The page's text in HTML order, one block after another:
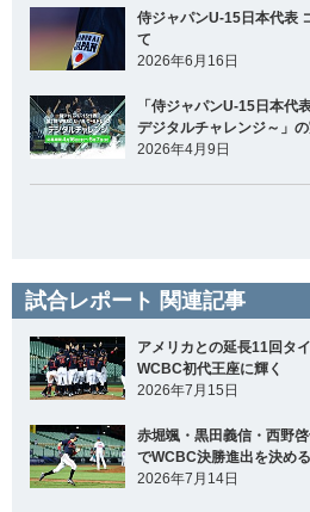
侍ジャパンU-15日本代表
て
2026年6月16日
「侍ジャパンU-15日本代
デジタルチャレンジ～」
2026年4月9日
試合レポート 関連記事
アメリカとの延長11回タ
WCBC初代王座に輝く
2026年7月15日
赤堀颯・黒田義信・西野
でWCBC決勝進出を決める
2026年7月14日